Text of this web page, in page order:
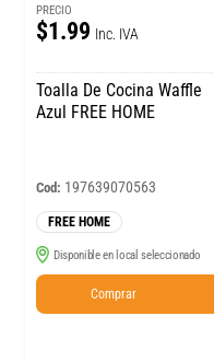
PRECIO
$1.99 Inc. IVA
Toalla De Cocina Waffle
Azul FREE HOME
Cod: 197639070563
FREE HOME
Disponible en local seleccionado
Comprar